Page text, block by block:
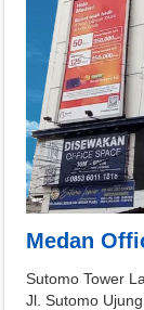
Medan
Sutomo Tower
Jl. Sutomo Ujung